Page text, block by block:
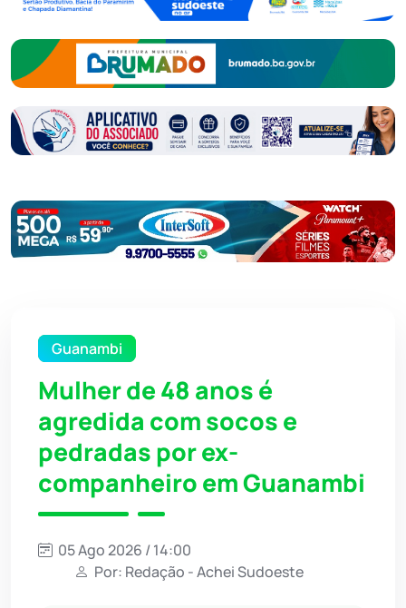
Guanambi
Mulher de 48 anos é
agredida com socos e
pedradas por ex-
companheiro em Guanambi
05 Ago 2026 / 14:00
Por: Redação - Achei Sudoeste